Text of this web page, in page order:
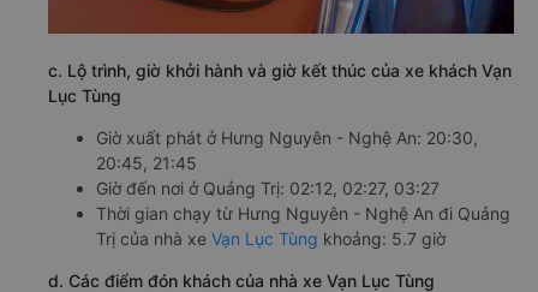
c. Lộ trình, giờ khởi hành và giờ kết thúc của xe khách Vạn
Lục Tùng
Giờ xuất phát ở Hưng Nguyên - Nghệ An: 20:30,
20:45, 21:45
Giờ đến nơi ở Quảng Trị: 02:12, 02:27, 03:27
Thời gian chạy từ Hưng Nguyên - Nghệ An đi Quảng
Trị của nhà xe Vạn Lục Tùng khoảng: 5.7 giờ
d. Các điểm đón khách của nhà xe Vạn Lục Tùng